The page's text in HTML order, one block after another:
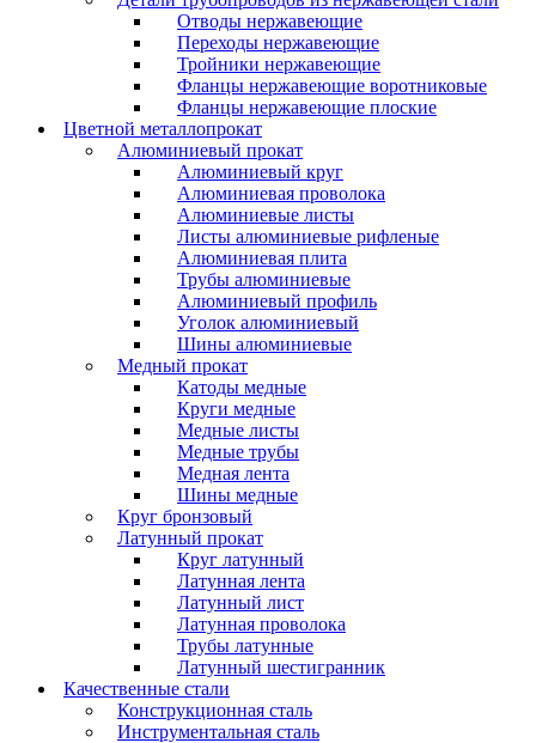
Отводы нержавеющие
Переходы нержавеющие
Тройники нержавеющие
Фланцы нержавеющие воротниковые
Фланцы нержавеющие плоские
Цветной металлопрокат
Алюминиевый прокат
Алюминиевый круг
Алюминиевая проволока
Алюминиевые листы
Листы алюминиевые рифленые
Алюминиевая плита
Трубы алюминиевые
Алюминиевый профиль
Уголок алюминиевый
Шины алюминиевые
Медный прокат
Катоды медные
Круги медные
Медные листы
Медные трубы
Медная лента
Шины медные
Круг бронзовый
Латунный прокат
Круг латунный
Латунная лента
Латунный лист
Латунная проволока
Трубы латунные
Латунный шестигранник
Качественные стали
Конструкционная сталь
Инструментальная сталь